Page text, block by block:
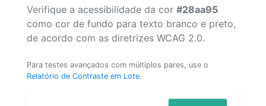
Verifique a acessibilidade da cor #28aa95
como cor de fundo para texto branco e preto,
de acordo com as diretrizes WCAG 2.0.
Para testes avançados com múltiplos pares, use o
Relatório de Contraste em Lote.